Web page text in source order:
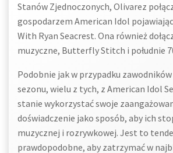
Stanów Zjednoczonych, Olivarez
gospodarzem American Idol
With Ryan Seacrest. Ona również
muzyczne, Butterfly Stitch i południe
Podobnie jak w przypadku
sezonu, wielu z tych, z American Idol
stanie wykorzystać swoje
doświadczenie jako sposób, aby ich
muzycznej i rozrywkowej. Jest to
prawdopodobne, aby zatrzymać w